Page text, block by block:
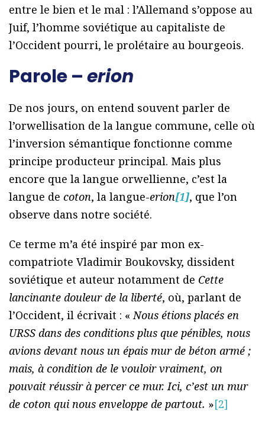
entre le bien et le mal : l’Allemand s’oppose au
Juif, l’homme soviétique au capitaliste de
l’Occident pourri, le prolétaire au bourgeois.
Parole –erion
De nos jours, on entend souvent parler de
l’orwellisation de la langue commune, celle où
l’inversion sémantique fonctionne comme
principe producteur principal. Mais plus
encore que la langue orwellienne, c’est la
langue de coton, la langue-erion[1], que l’on
observe dans notre société.
Ce terme m’a été inspiré par mon ex-
compatriote Vladimir Boukovsky, dissident
soviétique et auteur notamment de Cette
lancinante douleur de la liberté, où, parlant de
l’Occident, il écrivait : «Nous étions placés en
URSS dans des conditions plus que pénibles, nous
avions devant nous un épais mur de béton armé ;
mais, à condition de le vouloir vraiment, on
pouvait réussir à percer ce mur. Ici, c’est un mur
de coton qui nous enveloppe de partout. »[2]